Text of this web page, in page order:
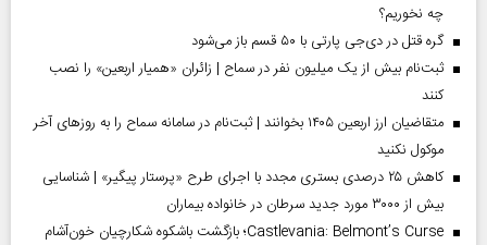
چه نخوریم؟
گره قتل در دی‌جی پارتی با ۵۰ قسم باز می‌شود
ثبت‌نام بیش از یک میلیون نفر در سماح | زائران «همیار اربعین» را نصب
کنند
متقاضیان ارز اربعین ۱۴۰۵ بخوانند | ثبت‌نام در سامانه سماح را به روز‌های آخر
موکول نکنید
کاهش ۲۵ درصدی بستری مجدد با اجرای طرح «پرستار پیگیر» | شناسایی
بیش از ۳۰۰۰ مورد جدید سرطان در خانواده بیماران
Castlevania: Belmont’s Curse؛ بازگشت باشکوه شکارچیان خون‌آشام